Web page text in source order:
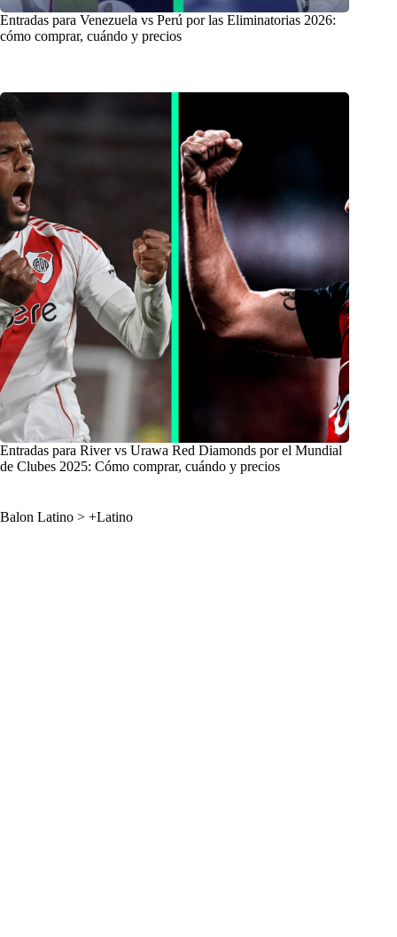
Entradas para Venezuela vs Perú por las Eliminatorias 2026:
cómo comprar, cuándo y precios
Entradas para River vs Urawa Red Diamonds por el Mundial
de Clubes 2025: Cómo comprar, cuándo y precios
Balon Latino > +Latino